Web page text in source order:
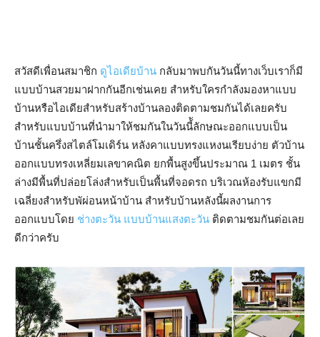
สวัสดีเพื่อนสมาชิก ดูไอเดียบ้าน กลับมาพบกันวันนี้ทางเว็บเราก็มี
แบบบ้านสวยมาฝากกันอีกเช่นเคย สำหรับใครกำลังมองหาแบบ
บ้านหรือไอเดียสำหรับสร้างบ้านลองติดตามชมกันได้เลยครับ
สำหรับแบบบ้านที่นำมาให้ชมกันในวันนี้ัลักษณะออกแบบเป็น
บ้านชั้นครึ่งสไตล์โมเดิร์น หลังคาแบบทรงแหงนเรียบง่าย ตัวบ้าน
ออกแบบทรงเหลี่ยมเลขาคณิต ยกพื้นสูงขึ้นประมาณ 1 เมตร ชั้น
ล่างมีพื้นที่ปล่อยโล่งสำหรับเป็นพื้นที่จอดรถ บริเวณห้องรับแขกมี
เฉลี่ยงสำหรับพัผ่อนหน้าบ้าน สำหรับบ้านหลังนี้ผลงานการ
ออกแบบโดย ช่างตะวัน แบบบ้านแสงตะวัน ติดตามชมกันต่อเลย
ดีกว่าครับ